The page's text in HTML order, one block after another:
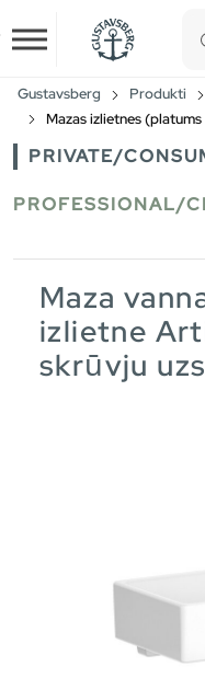
Skip to main content
Gustavsberg Produkti
Mazas izlietnes
PRIVATE/
PROFESSIONAL/
Maza
izlietne
skrūvju